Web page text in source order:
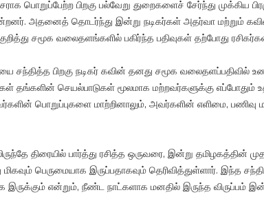
பொறுப்பேற்ற பிறகு பல்வேறு துறைகளைச் சேர்ந்து முக்கிய
அதனைத் தொடர்ந்து இன்று நடிகர்கள் அதர்வா மற்றும்
சமூக வலைதளங்களில் பகிர்ந்த பதிவுகள் தற்போது
சந்தித்த பிறகு நடிகர் கவின் தனது சமூக வலைதளப்பதிவில்
தங்களின் செயல்பாடுகள் மூலமாக மற்றவர்களுக்கு எப்போதும்
பொறுப்புகளை மாற்றினாலும், அவர்களின் எளிமை, பணிவு
திரையில் பார்த்து ரசித்த ஒருவரை, இன்று
பெருமையாக இருப்பதாகவும் தெரிவித்துள்ளார். இந்த
இருக்கும் என்றும், நீண்ட நாட்களாக மனதில் இருந்த விருப்பம்